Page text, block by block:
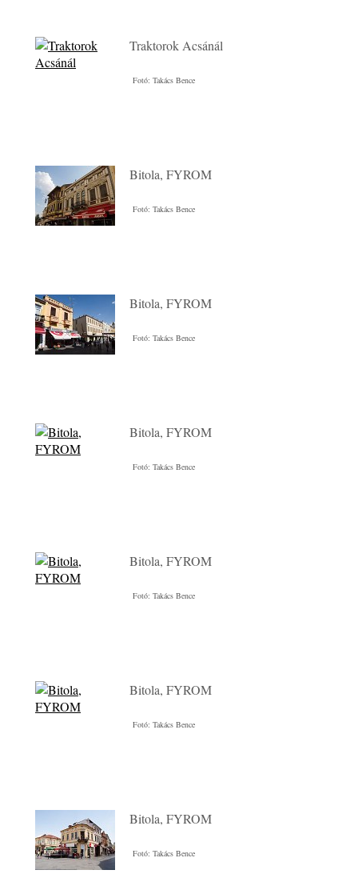
Traktorok Acsánál
Fotó: Takács Bence
Bitola, FYROM
Fotó: Takács Bence
Bitola, FYROM
Fotó: Takács Bence
Bitola, FYROM
Fotó: Takács Bence
Bitola, FYROM
Fotó: Takács Bence
Bitola, FYROM
Fotó: Takács Bence
Bitola, FYROM
Fotó: Takács Bence